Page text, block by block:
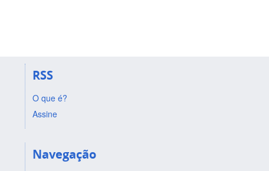
RSS
O que é?
Assine
Navegação